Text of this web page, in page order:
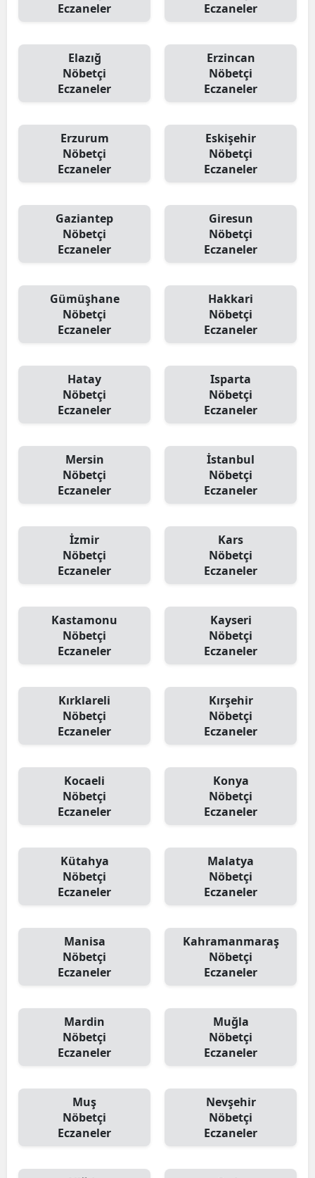
Eczaneler
Eczaneler
Elazığ
Nöbetçi
Eczaneler
Erzincan
Nöbetçi
Eczaneler
Erzurum
Nöbetçi
Eczaneler
Eskişehir
Nöbetçi
Eczaneler
Gaziantep
Nöbetçi
Eczaneler
Giresun
Nöbetçi
Eczaneler
Gümüşhane
Nöbetçi
Eczaneler
Hakkari
Nöbetçi
Eczaneler
Hatay
Nöbetçi
Eczaneler
Isparta
Nöbetçi
Eczaneler
Mersin
Nöbetçi
Eczaneler
İstanbul
Nöbetçi
Eczaneler
İzmir
Nöbetçi
Eczaneler
Kars
Nöbetçi
Eczaneler
Kastamonu
Nöbetçi
Eczaneler
Kayseri
Nöbetçi
Eczaneler
Kırklareli
Nöbetçi
Eczaneler
Kırşehir
Nöbetçi
Eczaneler
Kocaeli
Nöbetçi
Eczaneler
Konya
Nöbetçi
Eczaneler
Kütahya
Nöbetçi
Eczaneler
Malatya
Nöbetçi
Eczaneler
Manisa
Nöbetçi
Eczaneler
Kahramanmaraş
Nöbetçi
Eczaneler
Mardin
Nöbetçi
Eczaneler
Muğla
Nöbetçi
Eczaneler
Muş
Nöbetçi
Eczaneler
Nevşehir
Nöbetçi
Eczaneler